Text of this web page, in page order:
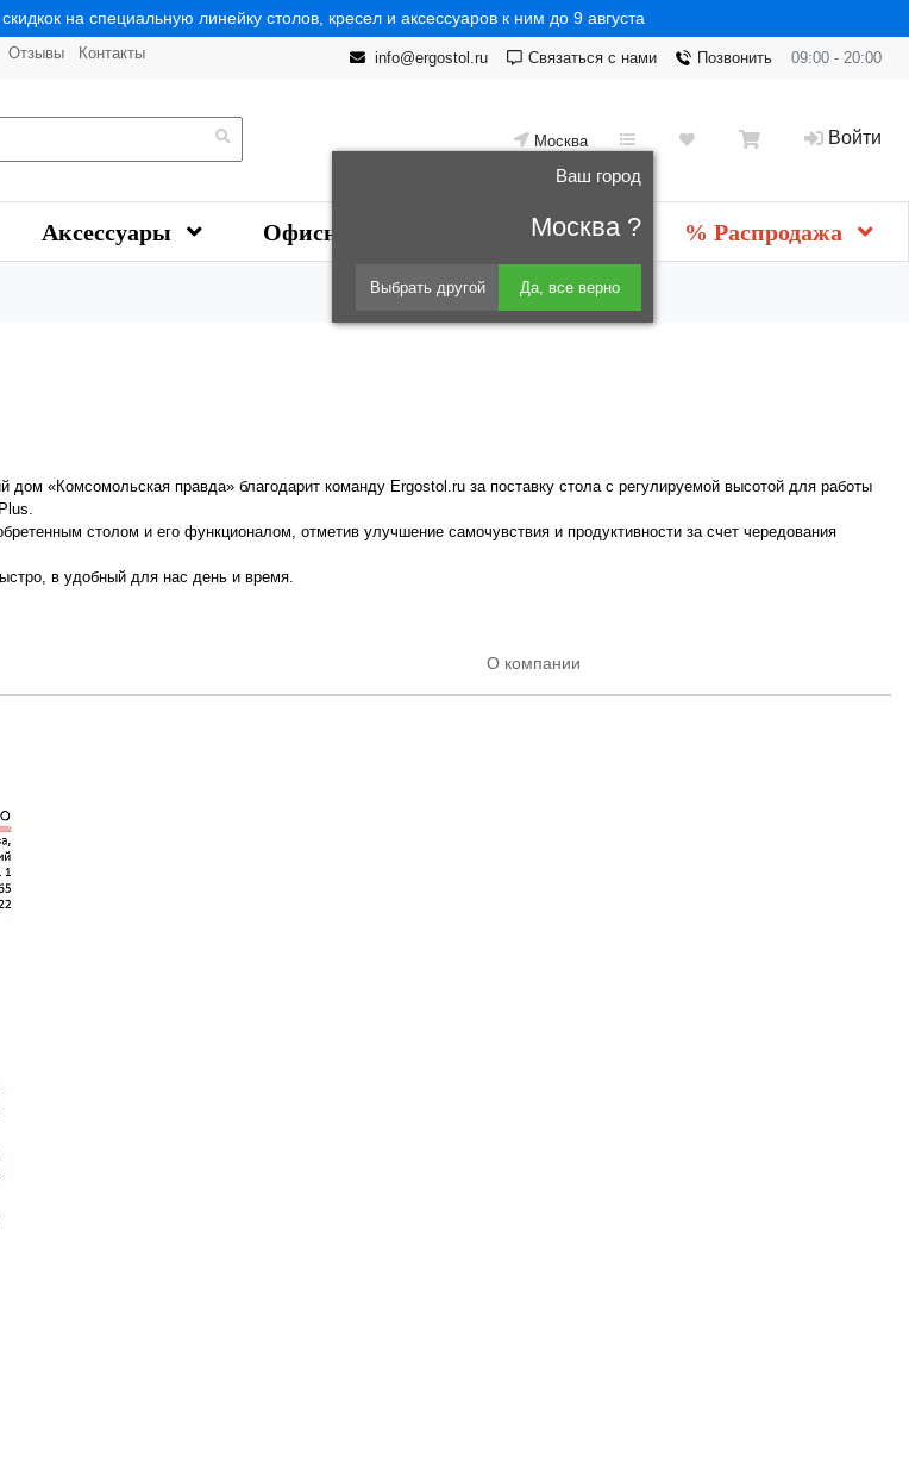
на специальную линейку столов, кресел и аксессуаров к ним до 9 августа
Отзывы Контакты 09:00 - 20:00
Позвонить
Связаться с нами
info@ergostol.ru
Москва
Ваш город
Москва ?
Выбрать другой Да, все верно
Войти
Аксессуары Офисная мебель Новинки % Распродажа
дом «Комсомольская правда» благодарит команду Ergostol.ru за поставку стола с регулируемой высотой для работы
столом и его функционалом, отметив улучшение самочувствия и продуктивности за счет чередования
в удобный для нас день и время.
О компании